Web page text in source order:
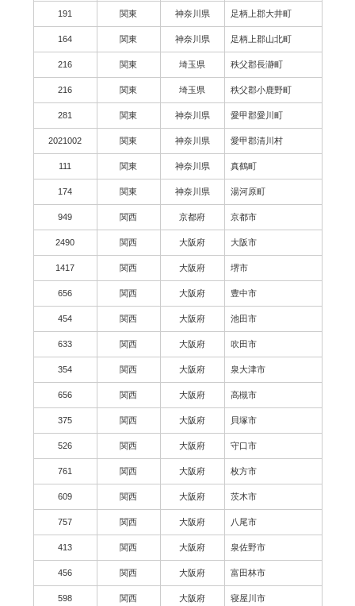
191 関東 神奈川県 足柄上郡大井町
164 関東 神奈川県 足柄上郡山北町
216 関東 埼玉県 秩父郡長瀞町
216 関東 埼玉県 秩父郡小鹿野町
281 関東 神奈川県 愛甲郡愛川町
2021002 関東 神奈川県 愛甲郡清川村
111 関東 神奈川県 真鶴町
174 関東 神奈川県 湯河原町
949 関西 京都府 京都市
2490 関西 大阪府 大阪市
1417 関西 大阪府 堺市
656 関西 大阪府 豊中市
454 関西 大阪府 池田市
633 関西 大阪府 吹田市
354 関西 大阪府 泉大津市
656 関西 大阪府 高槻市
375 関西 大阪府 貝塚市
526 関西 大阪府 守口市
761 関西 大阪府 枚方市
609 関西 大阪府 茨木市
757 関西 大阪府 八尾市
413 関西 大阪府 泉佐野市
456 関西 大阪府 富田林市
598 関西 大阪府 寝屋川市